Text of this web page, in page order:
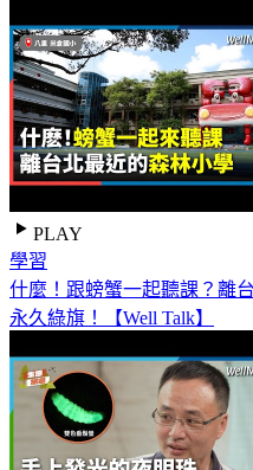
PLAY
學習
什麼！跟螃蟹一起聽課？離
永久綠旗！【Well Talk】